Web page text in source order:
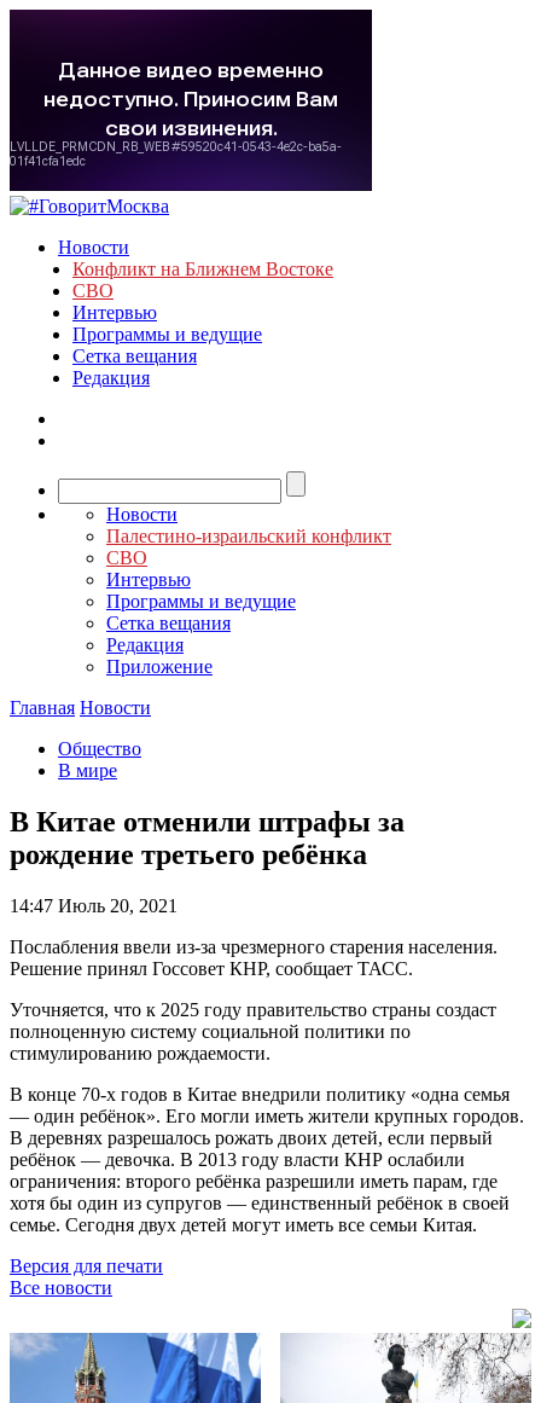
Новости
Конфликт на Ближнем Востоке
СВО
Интервью
Программы и ведущие
Сетка вещания
Редакция
Новости
Палестино-израильский конфликт
СВО
Интервью
Программы и ведущие
Сетка вещания
Редакция
Приложение
Главная Новости
Общество
В мире
В Китае отменили штрафы за
рождение третьего ребёнка
14:47 Июль 20, 2021
Послабления ввели из-за чрезмерного старения населения.
Решение принял Госсовет КНР, сообщает ТАСС.
Уточняется, что к 2025 году правительство страны создаст
полноценную систему социальной политики по
стимулированию рождаемости.
В конце 70-х годов в Китае внедрили политику «одна семья
— один ребёнок». Его могли иметь жители крупных городов.
В деревнях разрешалось рожать двоих детей, если первый
ребёнок — девочка. В 2013 году власти КНР ослабили
ограничения: второго ребёнка разрешили иметь парам, где
хотя бы один из супругов — единственный ребёнок в своей
семье. Сегодня двух детей могут иметь все семьи Китая.
Версия для печати
Все новости